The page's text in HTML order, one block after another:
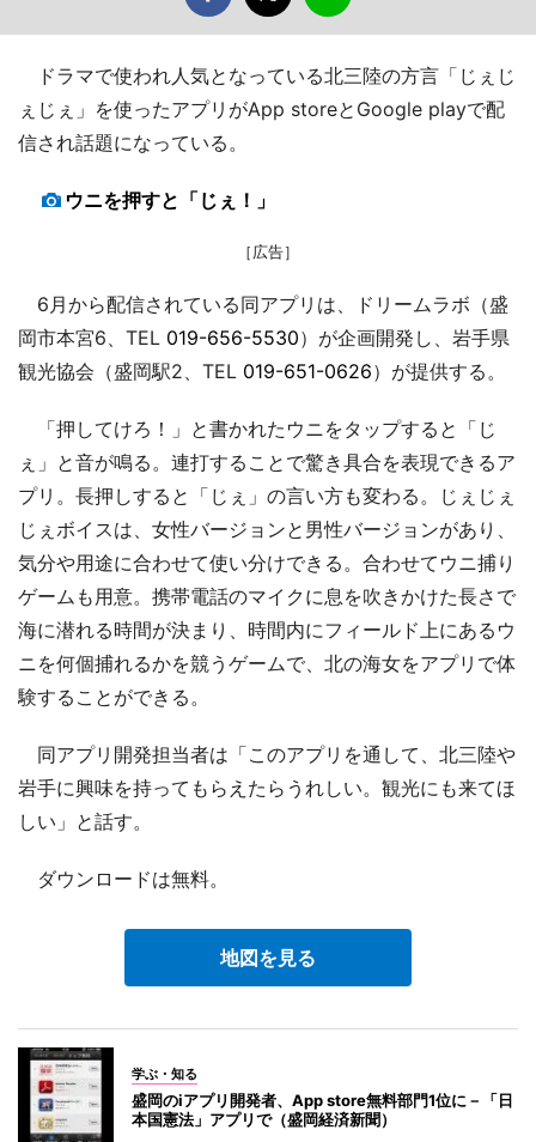
ドラマで使われ人気となっている北三陸の方言「じぇじ
ぇじぇ」を使ったアプリがApp storeとGoogle playで配
信され話題になっている。
ウニを押すと「じぇ！」
［広告］
6月から配信されている同アプリは、ドリームラボ（盛
岡市本宮6、TEL 019-656-5530）が企画開発し、岩手県
観光協会（盛岡駅2、TEL 019-651-0626）が提供する。
「押してけろ！」と書かれたウニをタップすると「じ
ぇ」と音が鳴る。連打することで驚き具合を表現できるア
プリ。長押しすると「じぇ」の言い方も変わる。じぇじぇ
じぇボイスは、女性バージョンと男性バージョンがあり、
気分や用途に合わせて使い分けできる。合わせてウニ捕り
ゲームも用意。携帯電話のマイクに息を吹きかけた長さで
海に潜れる時間が決まり、時間内にフィールド上にあるウ
ニを何個捕れるかを競うゲームで、北の海女をアプリで体
験することができる。
同アプリ開発担当者は「このアプリを通して、北三陸や
岩手に興味を持ってもらえたらうれしい。観光にも来てほ
しい」と話す。
ダウンロードは無料。
地図を見る
学ぶ・知る
盛岡のiアプリ開発者、App store無料部門1位に－「日
本国憲法」アプリで（盛岡経済新聞）